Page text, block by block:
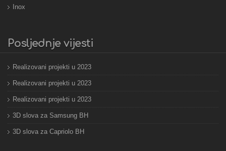
Inox
Posljednje vijesti
Realizovani projekti u 2023
Realizovani projekti u 2023
Realizovani projekti u 2023
3D slova za Samsung BH
3D slova za Capriolo BH